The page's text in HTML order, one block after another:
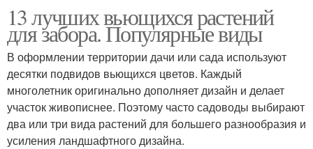
13 лучших вьющихся растений
для забора. Популярные виды
В оформлении территории дачи или сада используют
десятки подвидов вьющихся цветов. Каждый
многолетник оригинально дополняет дизайн и делает
участок живописнее. Поэтому часто садоводы выбирают
два или три вида растений для большего разнообразия и
усиления ландшафтного дизайна.